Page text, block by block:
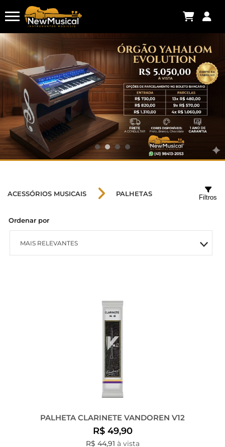
ACESSÓRIOS MUSICAIS PALHETAS
Ordenar por
MAIS RELEVANTES
Filtros
PALHETA CLARINETE VANDOREN V12
R$ 49,90
R$ 44,91 à vista